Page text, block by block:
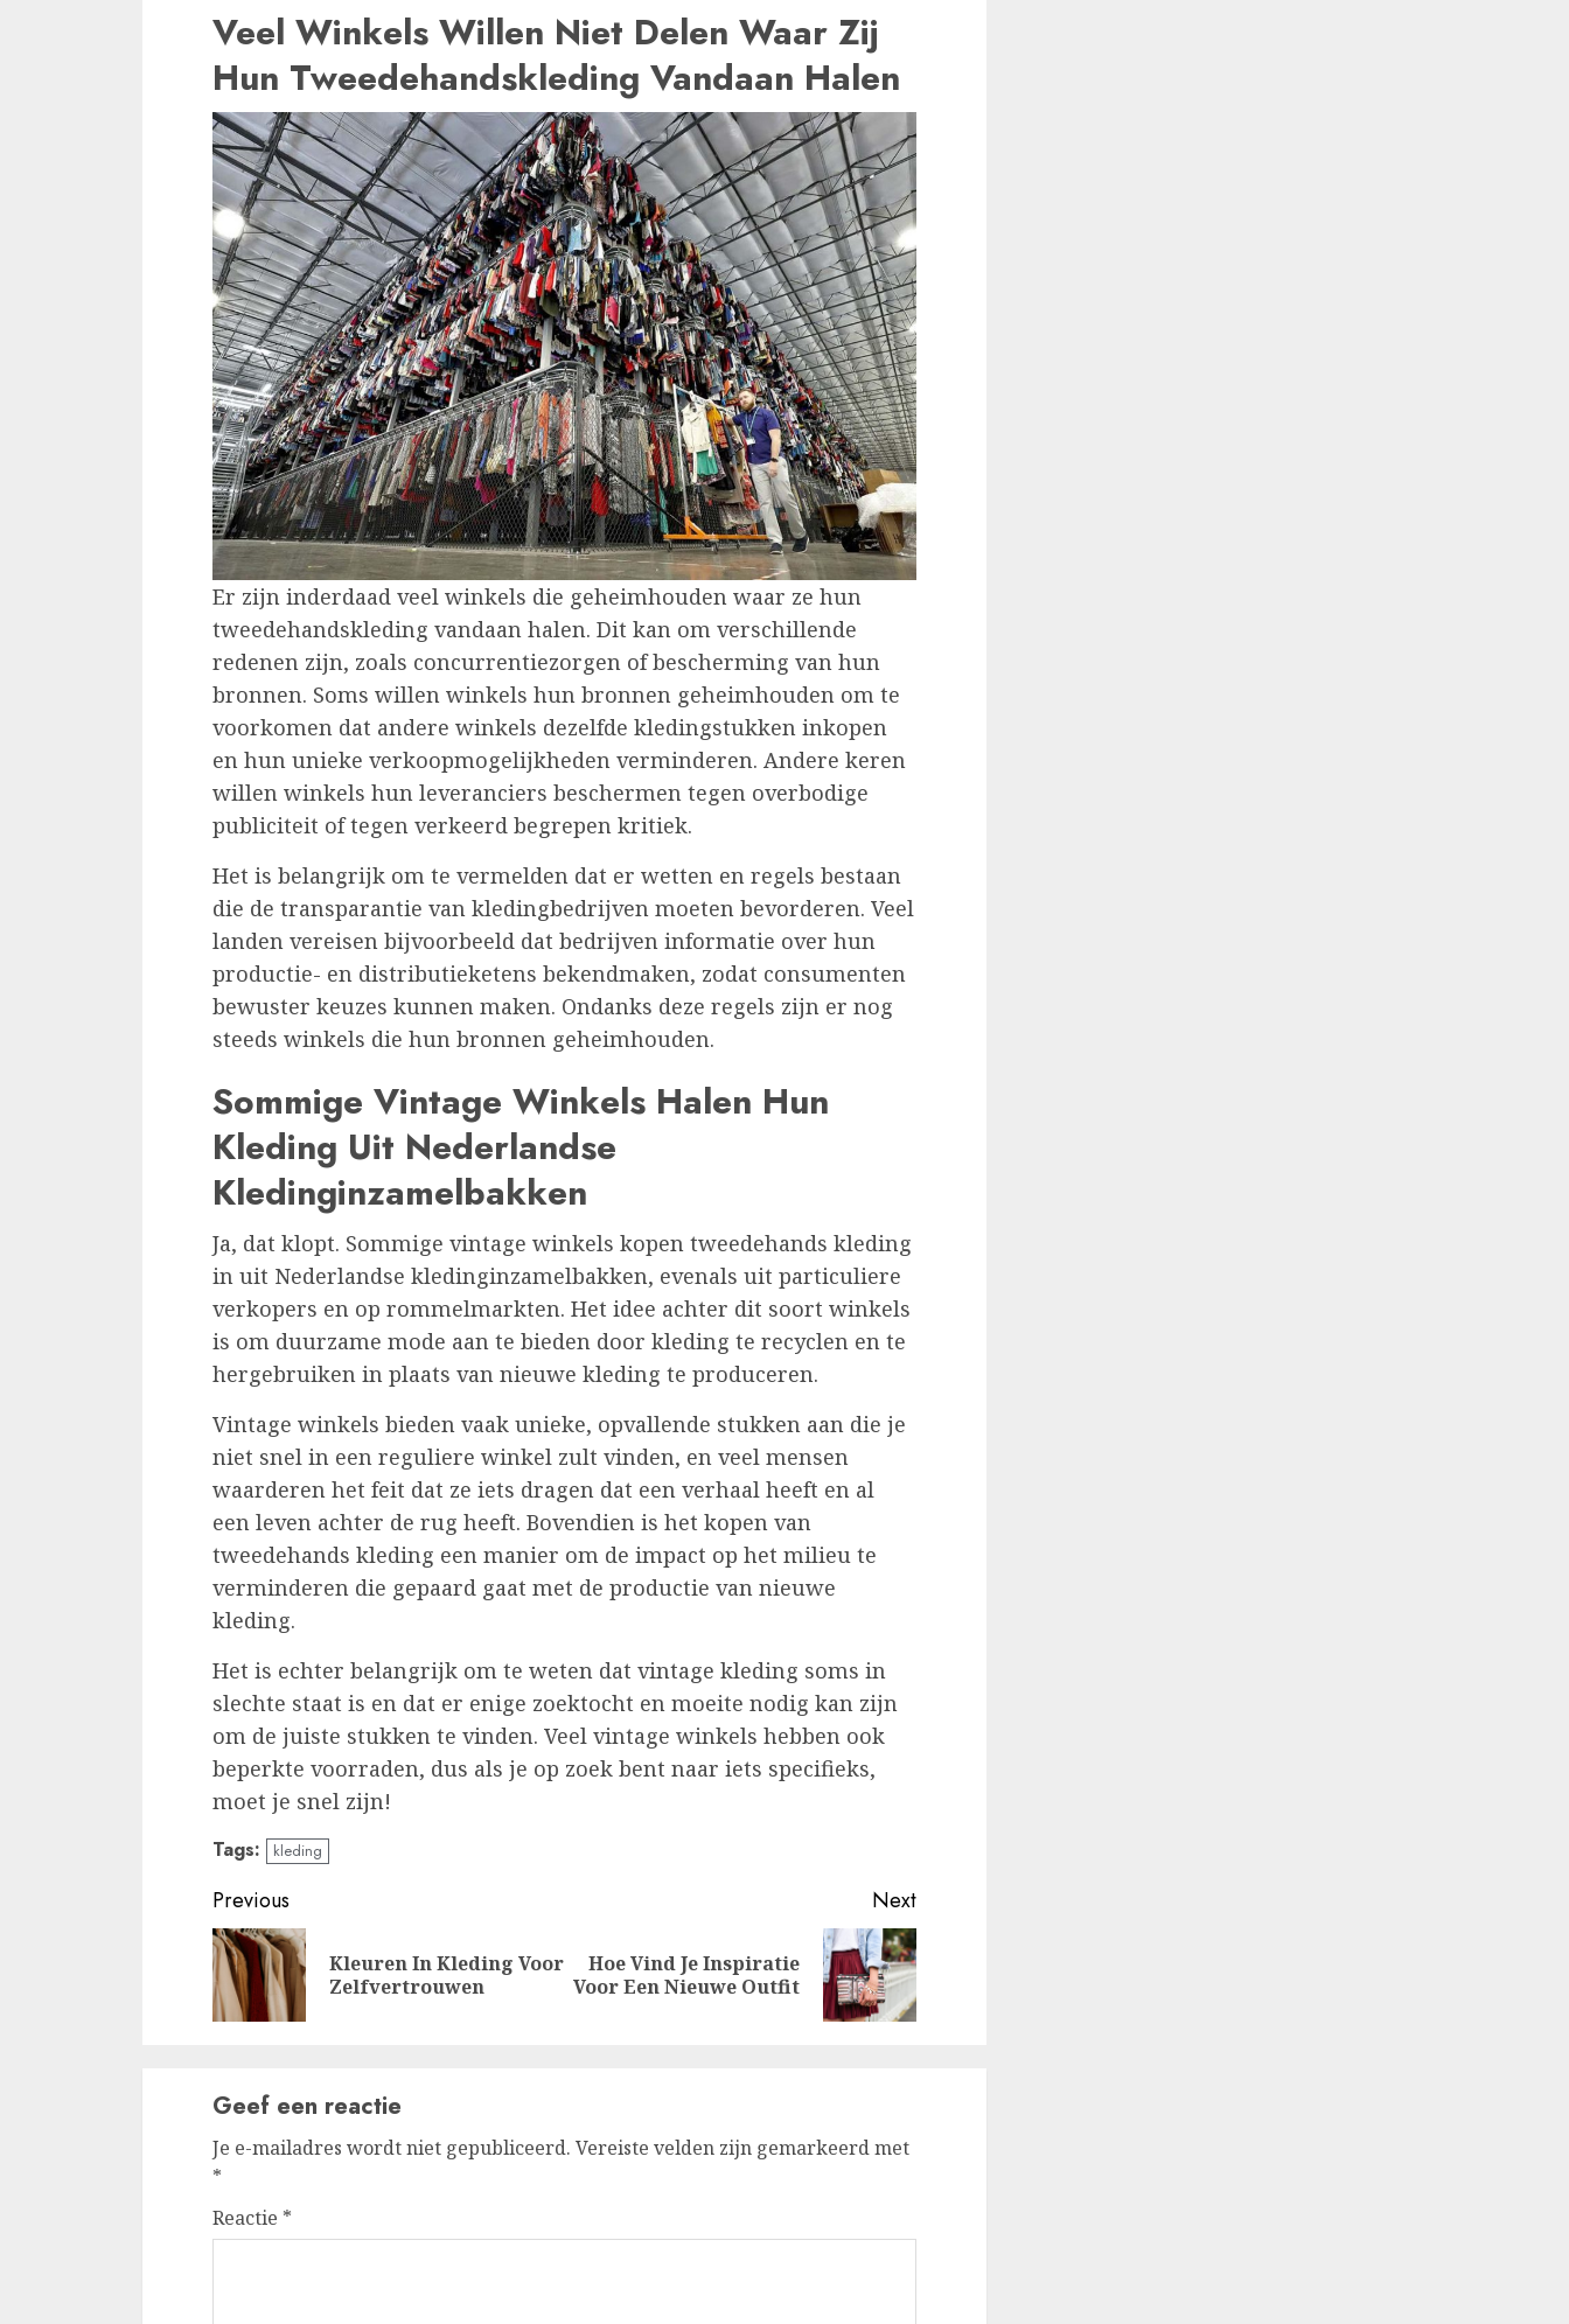
Veel Winkels Willen Niet Delen Waar Zij
Hun Tweedehandskleding Vandaan Halen
Er zijn inderdaad veel winkels die geheimhouden waar ze hun
tweedehandskleding vandaan halen. Dit kan om verschillende
redenen zijn, zoals concurrentiezorgen of bescherming van hun
bronnen. Soms willen winkels hun bronnen geheimhouden om te
voorkomen dat andere winkels dezelfde kledingstukken inkopen
en hun unieke verkoopmogelijkheden verminderen. Andere keren
willen winkels hun leveranciers beschermen tegen overbodige
publiciteit of tegen verkeerd begrepen kritiek.
Het is belangrijk om te vermelden dat er wetten en regels bestaan
die de transparantie van kledingbedrijven moeten bevorderen. Veel
landen vereisen bijvoorbeeld dat bedrijven informatie over hun
productie- en distributieketens bekendmaken, zodat consumenten
bewuster keuzes kunnen maken. Ondanks deze regels zijn er nog
steeds winkels die hun bronnen geheimhouden.
Sommige Vintage Winkels Halen Hun
Kleding Uit Nederlandse
Kledinginzamelbakken
Ja, dat klopt. Sommige vintage winkels kopen tweedehands kleding
in uit Nederlandse kledinginzamelbakken, evenals uit particuliere
verkopers en op rommelmarkten. Het idee achter dit soort winkels
is om duurzame mode aan te bieden door kleding te recyclen en te
hergebruiken in plaats van nieuwe kleding te produceren.
Vintage winkels bieden vaak unieke, opvallende stukken aan die je
niet snel in een reguliere winkel zult vinden, en veel mensen
waarderen het feit dat ze iets dragen dat een verhaal heeft en al
een leven achter de rug heeft. Bovendien is het kopen van
tweedehands kleding een manier om de impact op het milieu te
verminderen die gepaard gaat met de productie van nieuwe
kleding.
Het is echter belangrijk om te weten dat vintage kleding soms in
slechte staat is en dat er enige zoektocht en moeite nodig kan zijn
om de juiste stukken te vinden. Veel vintage winkels hebben ook
beperkte voorraden, dus als je op zoek bent naar iets specifieks,
moet je snel zijn!
Tags: kleding
Continue
Reading
Previous
Previous
post:
Kleuren In Kleding Voor
Zelfvertrouwen
Next
Next
post:
Hoe Vind Je Inspiratie
Voor Een Nieuwe Outfit
Geef een reactie
Je e-mailadres wordt niet gepubliceerd. Vereiste velden zijn gemarkeerd met
*
Reactie *